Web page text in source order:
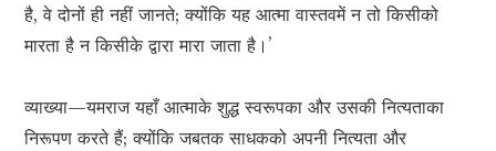
है, वे दोनों ही नहीं जानते; क्योंकि यह आत्मा वास्तवमें न तो किसीको
मारता है न किसीके द्वारा मारा जाता है।’
व्याख्या—यमराज यहाँ आत्माके शुद्ध स्वरूपका और उसकी नित्यताका
निरूपण करते हैं; क्योंकि जबतक साधकको अपनी नित्यता और